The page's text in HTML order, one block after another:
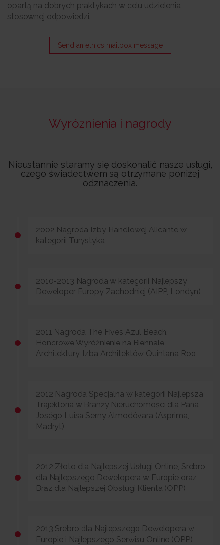
opartą na dobrych praktykach w celu udzielenia
stosownej odpowiedzi.
Send an ethics mailbox message
Wyróżnienia i nagrody
Nieustannie staramy się doskonalić nasze usługi,
czego świadectwem są otrzymane poniżej
odznaczenia.
2002 Nagroda Izby Handlowej Alicante w
kategorii Turystyka
2010-2013 Nagroda w kategorii Najlepszy
Deweloper Europy Zachodniej (AIPP, Londyn)
2011 Nagroda The Fives Azul Beach.
Honorowe Wyróżnienie na Biennale
Architektury, Izba Architektów Quintana Roo
2012 Nagroda Specjalna w kategorii Najlepsza
Trajektoria w Branży Nieruchomości dla Pana
Joségo Luisa Serny Almodóvara (Asprima,
Madryt)
2012 Złoto dla Najlepszej Usługi Online, Srebro
dla Najlepszego Dewelopera w Europie oraz
Brąz dla Najlepszej Obsługi Klienta (OPP)
2013 Srebro dla Najlepszego Dewelopera w
Europie i Najlepszego Serwisu Online (OPP)